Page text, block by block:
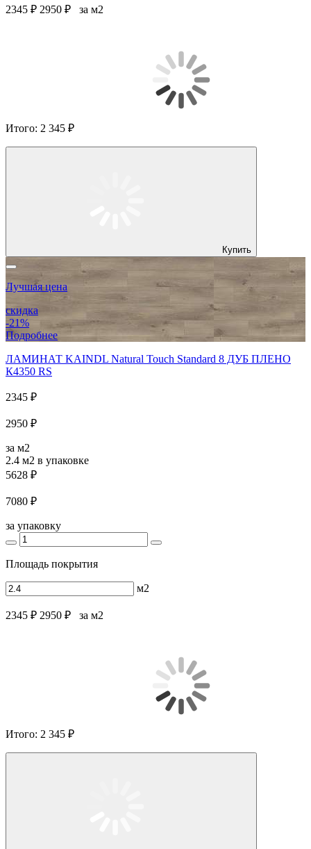
2345 ₽ 2950 ₽ за м2
Итого: 2 345 ₽
Купить
Лучшая цена
скидка
-21%
Подробнее
ЛАМИНАТ KAINDL Natural Touch Standard 8 ДУБ ПЛЕНО
К4350 RS
2345 ₽
2950 ₽
за м2
2.4 м2 в упаковке
5628 ₽
7080 ₽
за упаковку
Площадь покрытия
м2
2345 ₽ 2950 ₽ за м2
Итого: 2 345 ₽